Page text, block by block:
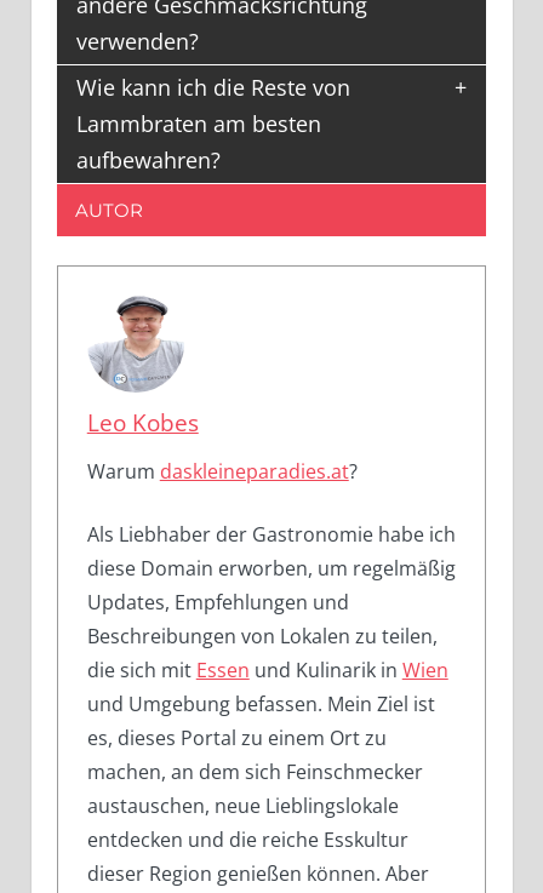
verwenden?
Wie kann ich die Reste von
Lammbraten am besten
aufbewahren?
AUTOR
Leo Kobes
Warum daskleineparadies.at?
Als Liebhaber der Gastronomie habe ich
diese Domain erworben, um regelmäßig
Updates, Empfehlungen und
Beschreibungen von Lokalen zu teilen,
die sich mit Essen und Kulinarik in Wien
und Umgebung befassen. Mein Ziel ist
es, dieses Portal zu einem Ort zu
machen, an dem sich Feinschmecker
austauschen, neue Lieblingslokale
entdecken und die reiche Esskultur
dieser Region genießen können. Aber